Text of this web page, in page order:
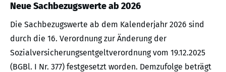
Neue Sachbezugswerte ab 2026
Die Sachbezugswerte ab dem Kalenderjahr 2026 sind
durch die 16. Verordnung zur Änderung der
Sozialversicherungsentgeltverordnung vom 19.12.2025
(BGBl. I Nr. 377) festgesetzt worden. Demzufolge beträgt